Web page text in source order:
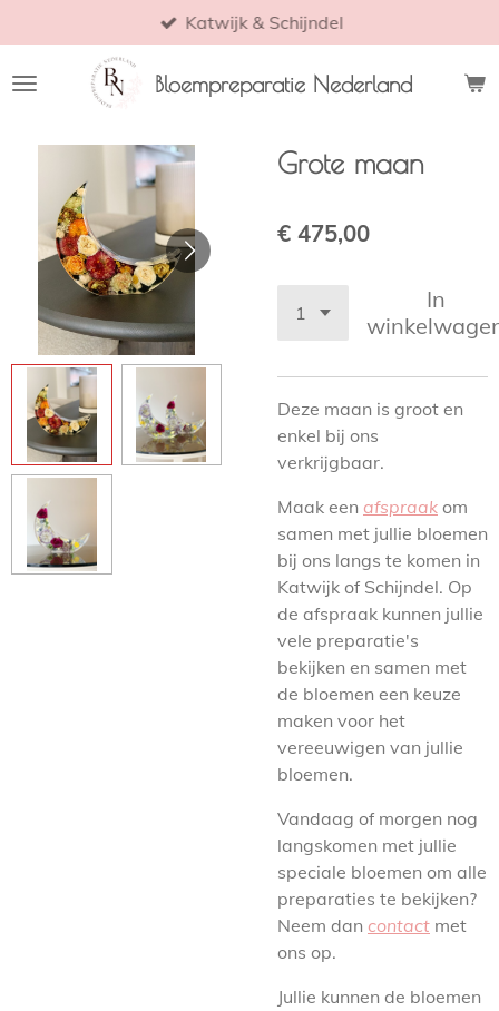
direct
naar
Bloempreparatie Nederland
Katwijk & Schijndel
Grote maan
€ 475,00
In
Deze maan is groot en
enkel bij ons
verkrijgbaar.
Maak een afspraak om
samen met jullie bloemen
bij ons langs te komen in
Katwijk of Schijndel. Op
de afspraak kunnen jullie
vele preparatie's
bekijken en samen met
de bloemen een keuze
maken voor het
vereeuwigen van jullie
bloemen.
Vandaag of morgen nog
langskomen met jullie
speciale bloemen om alle
preparaties te bekijken?
Neem dan contact met
ons op.
Jullie kunnen de bloemen